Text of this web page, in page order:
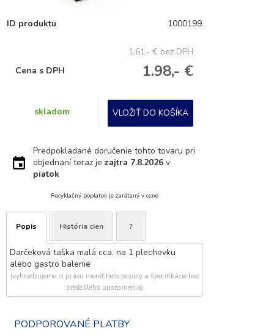
PODPOROVANÉ PLATBY
ID produktu 1000199
1.61,- € bez DPH
1.98,- €
Cena s DPH
skladom VLOŽIŤ DO KOŠÍKA
Predpokladané doručenie tohto tovaru pri
objednaní teraz je zajtra 7.8.2026 v
piatok
Recyklačný poplatok je zarátaný v cene
Popis História cien ?
Darčeková taška malá cca. na 1 plechovku
alebo gastro balenie
(vyhradzujeme si právo meniť tieto popisy a špecifikácie bez
predošlého upozornenia)